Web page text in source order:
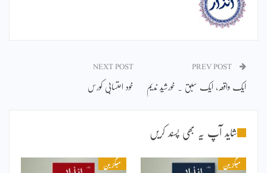
ایک واقعہ، ایک سبق ۔ خورشید ندیم
NEXT POST
خود احتسابی کورس
شاید آپ یہ بھی پسند کریں
میگزین میگزین